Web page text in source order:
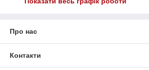
Про нас
Контакти